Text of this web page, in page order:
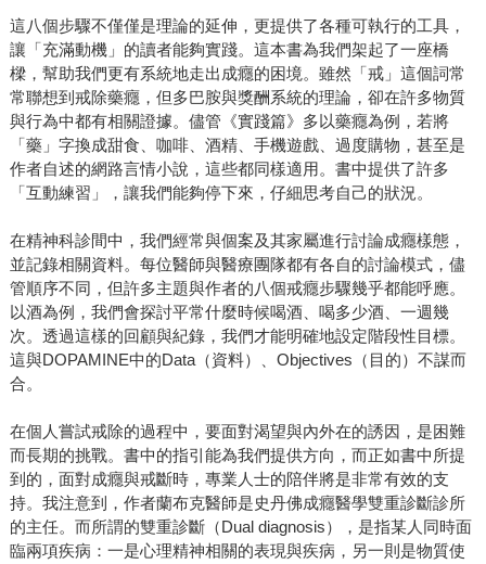
這八個步驟不僅僅是理論的延伸，更提供了各種可執行的工具，
讓「充滿動機」的讀者能夠實踐。這本書為我們架起了一座橋
樑，幫助我們更有系統地走出成癮的困境。雖然「戒」這個詞常
常聯想到戒除藥癮，但多巴胺與獎酬系統的理論，卻在許多物質
與行為中都有相關證據。儘管《實踐篇》多以藥癮為例，若將
「藥」字換成甜食、咖啡、酒精、手機遊戲、過度購物，甚至是
作者自述的網路言情小說，這些都同樣適用。書中提供了許多
「互動練習」，讓我們能夠停下來，仔細思考自己的狀況。
在精神科診間中，我們經常與個案及其家屬進行討論成癮樣態，
並記錄相關資料。每位醫師與醫療團隊都有各自的討論模式，儘
管順序不同，但許多主題與作者的八個戒癮步驟幾乎都能呼應。
以酒為例，我們會探討平常什麼時候喝酒、喝多少酒、一週幾
次。透過這樣的回顧與紀錄，我們才能明確地設定階段性目標。
這與DOPAMINE中的Data（資料）、Objectives（目的）不謀而
合。
在個人嘗試戒除的過程中，要面對渴望與內外在的誘因，是困難
而長期的挑戰。書中的指引能為我們提供方向，而正如書中所提
到的，面對成癮與戒斷時，專業人士的陪伴將是非常有效的支
持。我注意到，作者蘭布克醫師是史丹佛成癮醫學雙重診斷診所
的主任。而所謂的雙重診斷（Dual diagnosis），是指某人同時面
臨兩項疾病：一是心理精神相關的表現與疾病，另一則是物質使